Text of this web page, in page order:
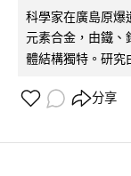
科學家在廣島原爆
元素合金，由鐵、
體結構獨特。研究
分享